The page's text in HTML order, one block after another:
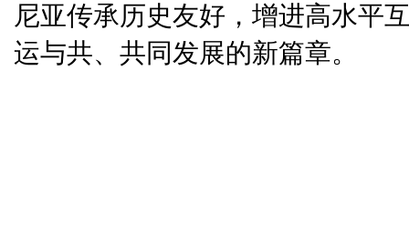
尼亚传承历史友好，增进高水平
运与共、共同发展的新篇章。